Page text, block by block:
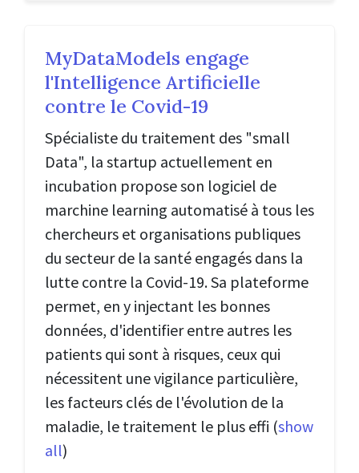
MyDataModels engage
l'Intelligence Artificielle
contre le Covid-19
Spécialiste du traitement des "small
Data", la startup actuellement en
incubation propose son logiciel de
marchine learning automatisé à tous les
chercheurs et organisations publiques
du secteur de la santé engagés dans la
lutte contre la Covid-19. Sa plateforme
permet, en y injectant les bonnes
données, d'identifier entre autres les
patients qui sont à risques, ceux qui
nécessitent une vigilance particulière,
les facteurs clés de l'évolution de la
maladie, le traitement le plus effi (show
all)